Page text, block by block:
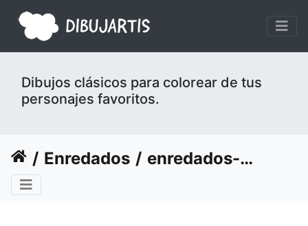
Dibujos clásicos para colorear de tus
personajes favoritos.
Enredados enredados-disney-23